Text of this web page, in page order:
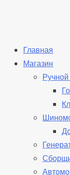
Главная
Магазин